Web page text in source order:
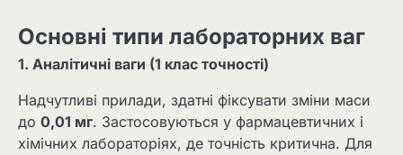
Основні типи лабораторних ваг
1. Аналітичні ваги (1 клас точності)
Надчутливі прилади, здатні фіксувати зміни маси
до 0,01 мг. Застосовуються у фармацевтичних і
хімічних лабораторіях, де точність критична. Для